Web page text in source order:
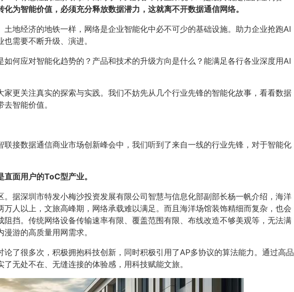
化为智能价值，必须充分释放数据潜力，这就离不开数据通信网络。
土地经济的地铁一样，网络是企业智能化中必不可少的基础设施。助力企业抢跑AI
需要不断升级、演进。
如何应对智能化趋势的？产品和技术的升级方向是什么？能满足各行各业深度用AI
家更关注真实的探索与实践。我们不妨先从几个行业先锋的智能化故事，看看数据
智能价值。
联接数据通信商业市场创新峰会中，我们听到了来自一线的行业先锋，对于智能化
直面用户的ToC型产业。
。据深圳市特发小梅沙投资发展有限公司智慧与信息化部副部长杨一帆介绍，海洋
万人以上，文旅高峰期，网络承载难以满足。而且海洋场馆装饰精细而复杂，也会
阻挡。传统网络设备传输速率有限、覆盖范围有限、布线改造不够美观等，无法满
游的高质量用网需求。
论了很多次，积极拥抱科技创新，同时积极引用了AP多协议的算法能力。通过高品
了无处不在、无缝连接的体验感，用科技赋能文旅。